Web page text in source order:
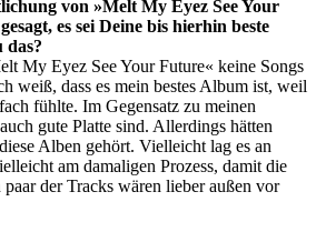
von »Melt My Eyez See Your
es sei Deine bis hierhin beste
das?
My Eyez See Your Future« keine Songs
weiß, dass es mein bestes Album ist, weil
fühlte. Im Gegensatz zu meinen
gute Platte sind. Allerdings hätten
Alben gehört. Vielleicht lag es an
am damaligen Prozess, damit die
der Tracks wären lieber außen vor